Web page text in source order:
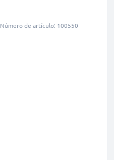
Número de artículo: 100550